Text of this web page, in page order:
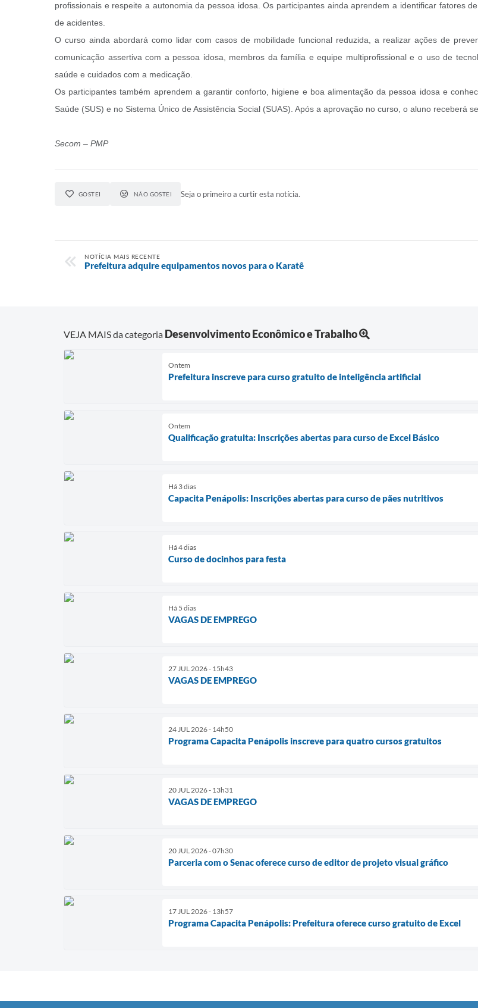
profissionais e respeite a autonomia da pessoa idosa. Os participantes ainda aprendem a identificar fatores
de acidentes.
O curso ainda abordará como lidar com casos de mobilidade funcional reduzida, a realizar ações de
comunicação assertiva com a pessoa idosa, membros da família e equipe multiprofissional e o uso de
saúde e cuidados com a medicação.
Os participantes também aprendem a garantir conforto, higiene e boa alimentação da pessoa idosa e
Saúde (SUS) e no Sistema Único de Assistência Social (SUAS). Após a aprovação no curso, o aluno receberá
Secom – PMP
GOSTEI NÃO GOSTEI Seja o primeiro a curtir esta notícia.
NOTÍCIA MAIS RECENTE
Prefeitura adquire equipamentos novos para o Karatê
VEJA MAIS da categoria Desenvolvimento Econômico e Trabalho
Ontem
Prefeitura inscreve para curso gratuito de inteligência artificial
Ontem
Qualificação gratuita: Inscrições abertas para curso de Excel Básico
Há 3 dias
Capacita Penápolis: Inscrições abertas para curso de pães nutritivos
Há 4 dias
Curso de docinhos para festa
Há 5 dias
VAGAS DE EMPREGO
27 JUL 2026 - 15h43
VAGAS DE EMPREGO
24 JUL 2026 - 14h50
Programa Capacita Penápolis inscreve para quatro cursos gratuitos
20 JUL 2026 - 13h31
VAGAS DE EMPREGO
20 JUL 2026 - 07h30
Parceria com o Senac oferece curso de editor de projeto visual gráfico
17 JUL 2026 - 13h57
Programa Capacita Penápolis: Prefeitura oferece curso gratuito de Excel